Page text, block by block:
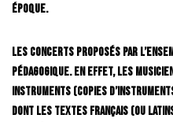
époque.
Les concerts proposés par
pédagogique. En effet, les
instruments (copies
dont les textes français (ou